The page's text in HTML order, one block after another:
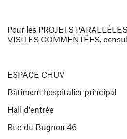
Pour les PROJETS
VISITES COMMENTÉES,
ESPACE CHUV
Bâtiment hospitalier principal
Hall d'entrée
Rue du Bugnon 46